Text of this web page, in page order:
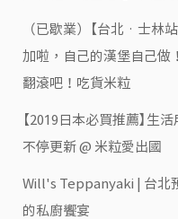
（已歇業）【台北‧士林
加啦，自己的漢堡自己做
翻滾吧！吃貨米粒
【2019日本必買推薦】生
不停更新 @ 米粒愛出國
Will's Teppanyaki | 台北
的私廚饗宴